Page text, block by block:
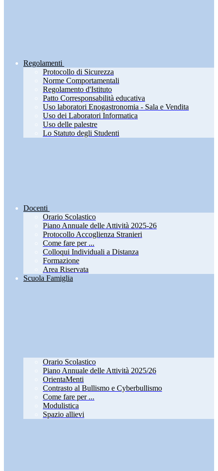
Regolamenti
Protocollo di Sicurezza
Norme Comportamentali
Regolamento d'Istituto
Patto Corresponsabilità educativa
Uso laboratori Enogastronomia - Sala e Vendita
Uso dei Laboratori Informatica
Uso delle palestre
Lo Statuto degli Studenti
Docenti
Orario Scolastico
Piano Annuale delle Attività 2025-26
Protocollo Accoglienza Stranieri
Come fare per ...
Colloqui Individuali a Distanza
Formazione
Area Riservata
Scuola Famiglia
Orario Scolastico
Piano Annuale delle Attività 2025/26
OrientaMenti
Contrasto al Bullismo e Cyberbullismo
Come fare per ...
Modulistica
Spazio allievi